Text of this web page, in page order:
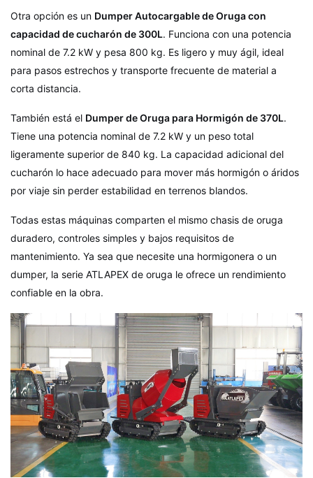
Otra opción es un Dumper Autocargable de Oruga con
capacidad de cucharón de 300L. Funciona con una potencia
nominal de 7.2 kW y pesa 800 kg. Es ligero y muy ágil, ideal
para pasos estrechos y transporte frecuente de material a
corta distancia.
También está el Dumper de Oruga para Hormigón de 370L.
Tiene una potencia nominal de 7.2 kW y un peso total
ligeramente superior de 840 kg. La capacidad adicional del
cucharón lo hace adecuado para mover más hormigón o áridos
por viaje sin perder estabilidad en terrenos blandos.
Todas estas máquinas comparten el mismo chasis de oruga
duradero, controles simples y bajos requisitos de
mantenimiento. Ya sea que necesite una hormigonera o un
dumper, la serie ATLAPEX de oruga le ofrece un rendimiento
confiable en la obra.